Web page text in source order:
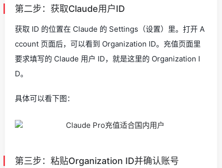
第二步：获取Claude用户ID
获取 ID 的位置在 Claude 的 Settings（设置）里。打开 A
ccount 页面后，可以看到 Organization ID。充值页面里
要求填写的 Claude 用户 ID，就是这里的 Organization I
D。
具体可以看下图：
第三步：粘贴Organization ID并确认账号